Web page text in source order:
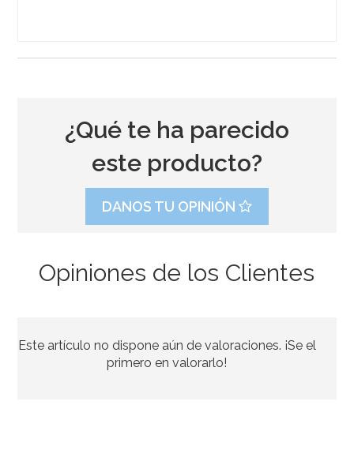
¿Qué te ha parecido
este producto?
DANOS TU OPINIÓN
Opiniones de los Clientes
Este artículo no dispone aún de valoraciones. ¡Se el
primero en valorarlo!